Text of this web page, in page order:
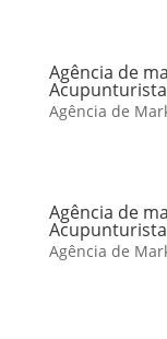
Agência de
Agência de
Agência de
Agência de